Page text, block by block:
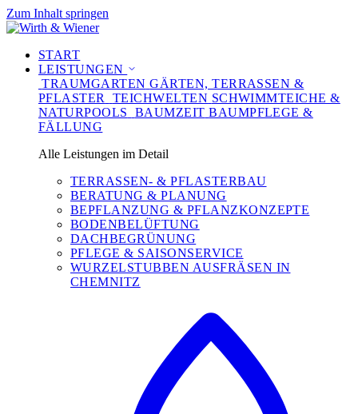
Zum Inhalt springen
START
LEISTUNGEN
TRAUMGARTEN GÄRTEN, TERRASSEN &
PFLASTER
TEICHWELTEN SCHWIMMTEICHE &
NATURPOOLS
BAUMZEIT BAUMPFLEGE &
FÄLLUNG
Alle Leistungen im Detail
TERRASSEN- & PFLASTERBAU
BERATUNG & PLANUNG
BEPFLANZUNG & PFLANZKONZEPTE
BODENBELÜFTUNG
DACHBEGRÜNUNG
PFLEGE & SAISONSERVICE
WURZELSTUBBEN AUSFRÄSEN IN
CHEMNITZ